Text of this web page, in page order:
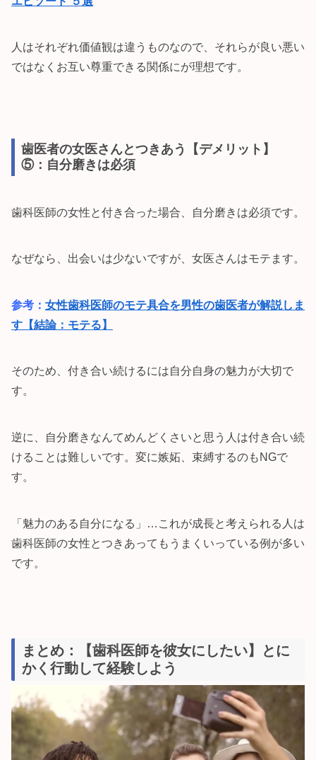
人はそれぞれ価値観は違うものなので、それらが良い悪い
ではなくお互い尊重できる関係にが理想です。
歯医者の女医さんとつきあう【デメリット】
⑤：自分磨きは必須
歯科医師の女性と付き合った場合、自分磨きは必須です。
なぜなら、出会いは少ないですが、女医さんはモテます。
参考： 女性歯科医師のモテ具合を男性の歯医者が解説しま
す【結論：モテる】
そのため、付き合い続けるには自分自身の魅力が大切で
す。
逆に、自分磨きなんてめんどくさいと思う人は付き合い続
けることは難しいです。変に嫉妬、束縛するのもNGで
す。
「魅力のある自分になる」…これが成長と考えられる人は
歯科医師の女性とつきあってもうまくいっている例が多い
です。
まとめ：【歯科医師を彼女にしたい】とに
かく行動して経験しよう